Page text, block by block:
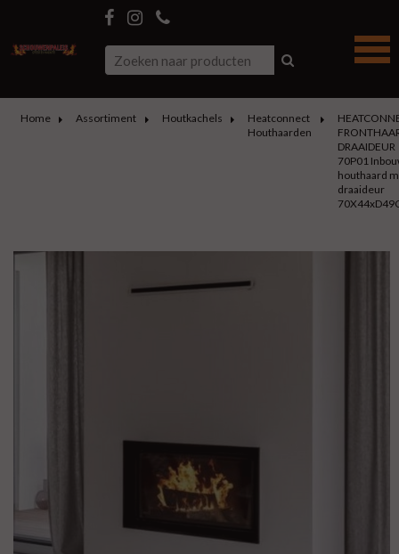
Home Assortiment Houtkachels
Heatconnect
Houthaarden
DRAAIDEUR
70P01
houthaard
draaideur